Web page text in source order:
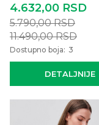
DETALJNIJE
4.632,00 RSD
5.790,00RSD
11.490,00RSD
Dostupno boja: 3